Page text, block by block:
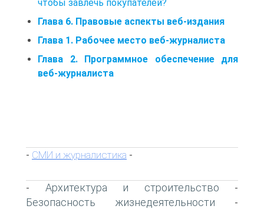
чтобы завлечь покупателей?
Глава 6. Правовые аспекты веб-издания
Глава 1. Рабочее место веб-журналиста
Глава 2. Программное обеспечение для
веб-журналиста
- СМИ и журналистика -
- Архитектура и строительство -
Безопасность жизнедеятельности -